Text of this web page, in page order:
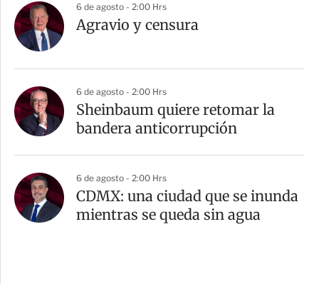
6 de agosto - 2:00 Hrs
Agravio y censura
6 de agosto - 2:00 Hrs
Sheinbaum quiere retomar la
bandera anticorrupción
6 de agosto - 2:00 Hrs
CDMX: una ciudad que se inunda
mientras se queda sin agua